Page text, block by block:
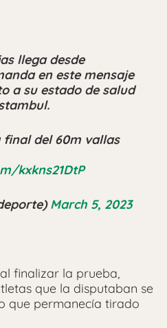
llega desde
en este mensaje
a su estado de salud
final del 60m vallas
kxkns21DtP
March 5, 2023
finalizar la prueba,
que la disputaban se
que permanecía tirado